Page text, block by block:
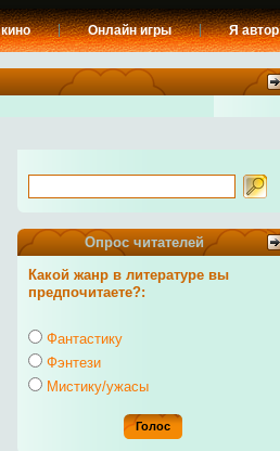
Онлайн игры Я автор
Опрос читателей
Какой жанр в литературе вы
предпочитаете?:
Фантастику
Фэнтези
Мистику/ужасы